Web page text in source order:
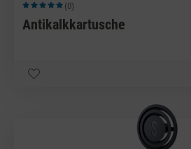
Durchschnittliche Bewertung von 5 von 5 Sternen
(0)
Antikalkkartusche